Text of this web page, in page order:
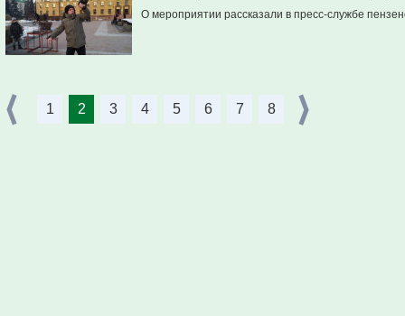
О мероприятии рассказали в пресс-службе
1 2 3 4 5 6 7 8